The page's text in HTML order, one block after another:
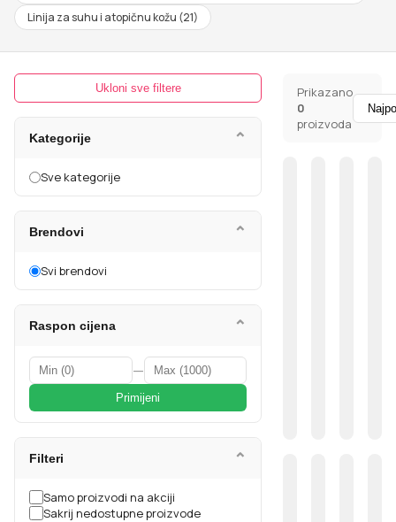
Linija za suhu i atopičnu kožu (21)
Ukloni sve filtere
Kategorije ⌄
Sve kategorije
Brendovi ⌄
Svi brendovi
Raspon cijena ⌄
—
Primijeni
Filteri ⌄
Samo proizvodi na akciji
Sakrij nedostupne proizvode
Prikazano
0
proizvoda